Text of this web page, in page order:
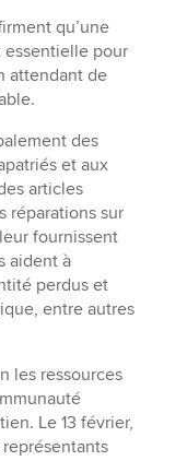
qu’une
essentielle pour
attendant de
des
et aux
articles
réparations sur
fournissent
aident à
perdus et
entre autres
les ressources
Le 13 février,